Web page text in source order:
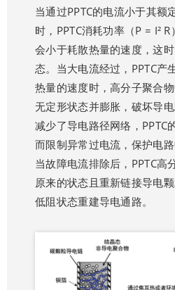
当通过PPTC的电流小于其额
时，PPTC消耗功率（P = I²
会小于耗散热量的速度，这
态。当大电流经过，PPTC产
热量的速度时，高分子聚合
无定形状态并膨胀，破坏导
减少了导电路径网络，PPTC
而限制异常过电流，保护电路
当故障电流排除后，PPTC高
原来的状态且重新链接导电
低阻状态重建导电通路。